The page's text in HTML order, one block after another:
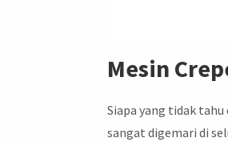
Mesin
Siapa yang tidak
sangat digemari di